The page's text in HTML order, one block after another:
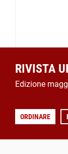
RIVISTA
Edizione
ORDINARE